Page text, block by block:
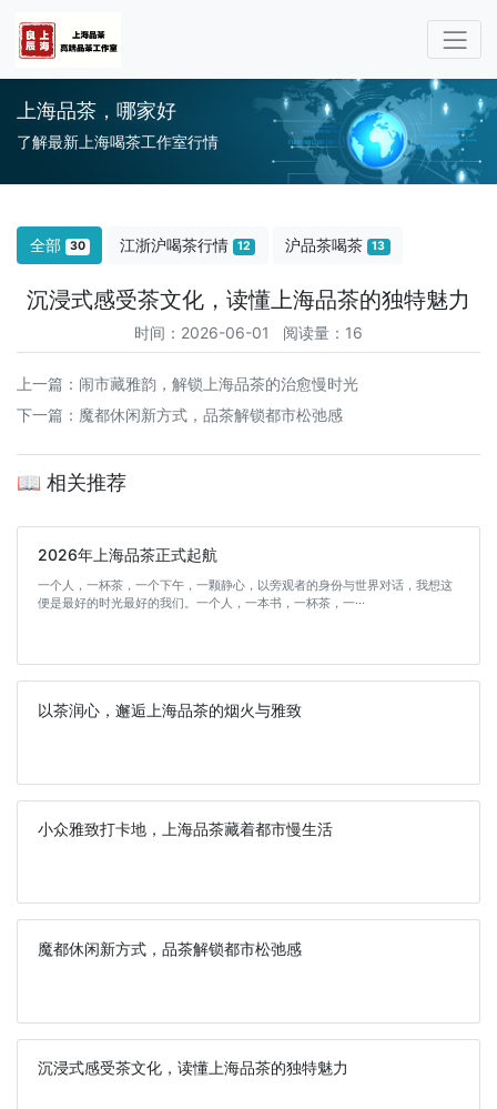
上海品茶，哪家好
了解最新上海喝茶工作室行情
全部 30 江浙沪喝茶行情 12 沪品茶喝茶 13
沉浸式感受茶文化，读懂上海品茶的独特魅力
时间：2026-06-01 阅读量：16
上一篇： 闹市藏雅韵，解锁上海品茶的治愈慢时光
下一篇： 魔都休闲新方式，品茶解锁都市松弛感
📖 相关推荐
2026年上海品茶正式起航
一个人，一杯茶，一个下午，一颗静心，以旁观者的身份与世界对话，我想这
便是最好的时光最好的我们。一个人，一本书，一杯茶，一···
以茶润心，邂逅上海品茶的烟火与雅致
小众雅致打卡地，上海品茶藏着都市慢生活
魔都休闲新方式，品茶解锁都市松弛感
沉浸式感受茶文化，读懂上海品茶的独特魅力